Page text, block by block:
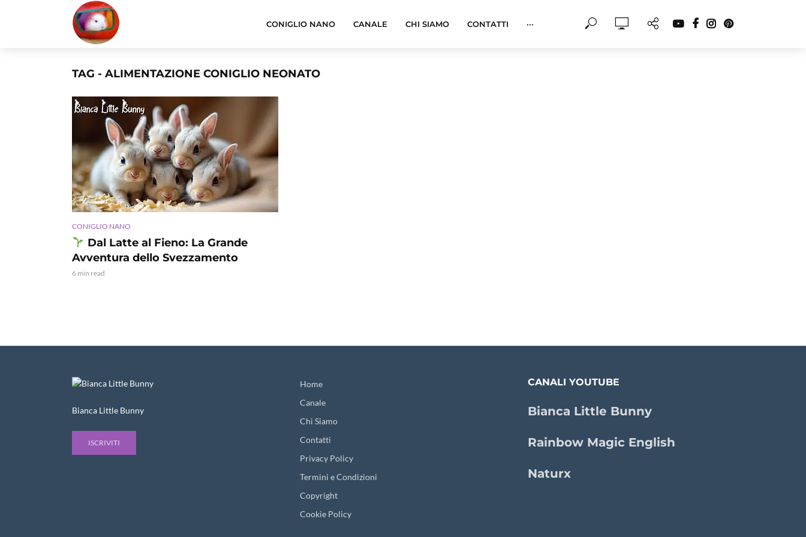
CONIGLIO NANO CANALE CHI SIAMO CONTATTI ···
TAG - ALIMENTAZIONE CONIGLIO NEONATO
CONIGLIO NANO
Dal Latte al Fieno: La Grande
Avventura dello Svezzamento
6 min read
Bianca Little Bunny
ISCRIVITI
Home
Canale
Chi Siamo
Contatti
Privacy Policy
Termini e Condizioni
Copyright
Cookie Policy
CANALI YOUTUBE
Bianca Little Bunny
Rainbow Magic English
Naturx